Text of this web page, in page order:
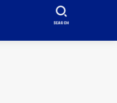
SEARCH